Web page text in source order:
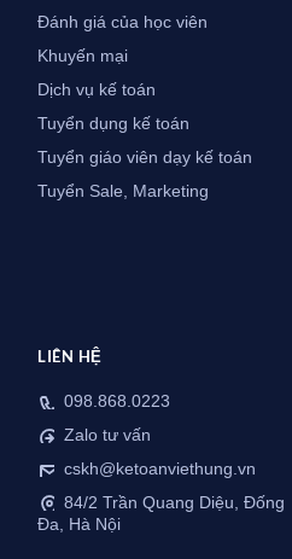
Đánh giá của học viên
Khuyến mại
Dịch vụ kế toán
Tuyển dụng kế toán
Tuyển giáo viên dạy kế toán
Tuyển Sale, Marketing
LIÊN HỆ
098.868.0223
Zalo tư vấn
cskh@ketoanviethung.vn
84/2 Trần Quang Diệu, Đống
Đa, Hà Nội